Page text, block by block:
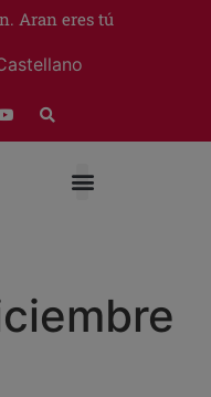
Aran eres tú